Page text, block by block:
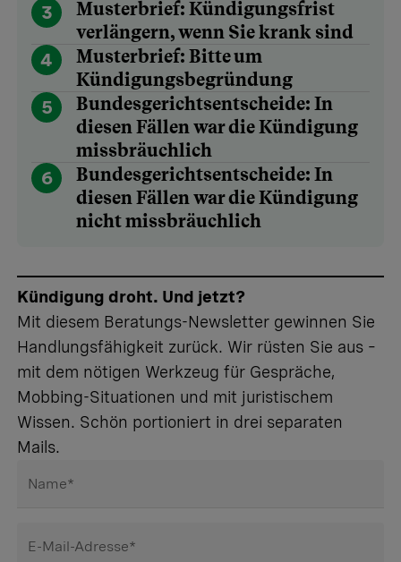
3
Musterbrief: Kündigungsfrist
verlängern, wenn Sie krank sind
4
Musterbrief: Bitte um
Kündigungsbegründung
5
Bundesgerichtsentscheide: In
diesen Fällen war die Kündigung
missbräuchlich
6
Bundesgerichtsentscheide: In
diesen Fällen war die Kündigung
nicht missbräuchlich
Kündigung droht. Und jetzt?
Mit diesem Beratungs-Newsletter gewinnen Sie
Handlungsfähigkeit zurück. Wir rüsten Sie aus –
mit dem nötigen Werkzeug für Gespräche,
Mobbing-Situationen und mit juristischem
Wissen. Schön portioniert in drei separaten
Mails.
Name*
E-Mail-Adresse*